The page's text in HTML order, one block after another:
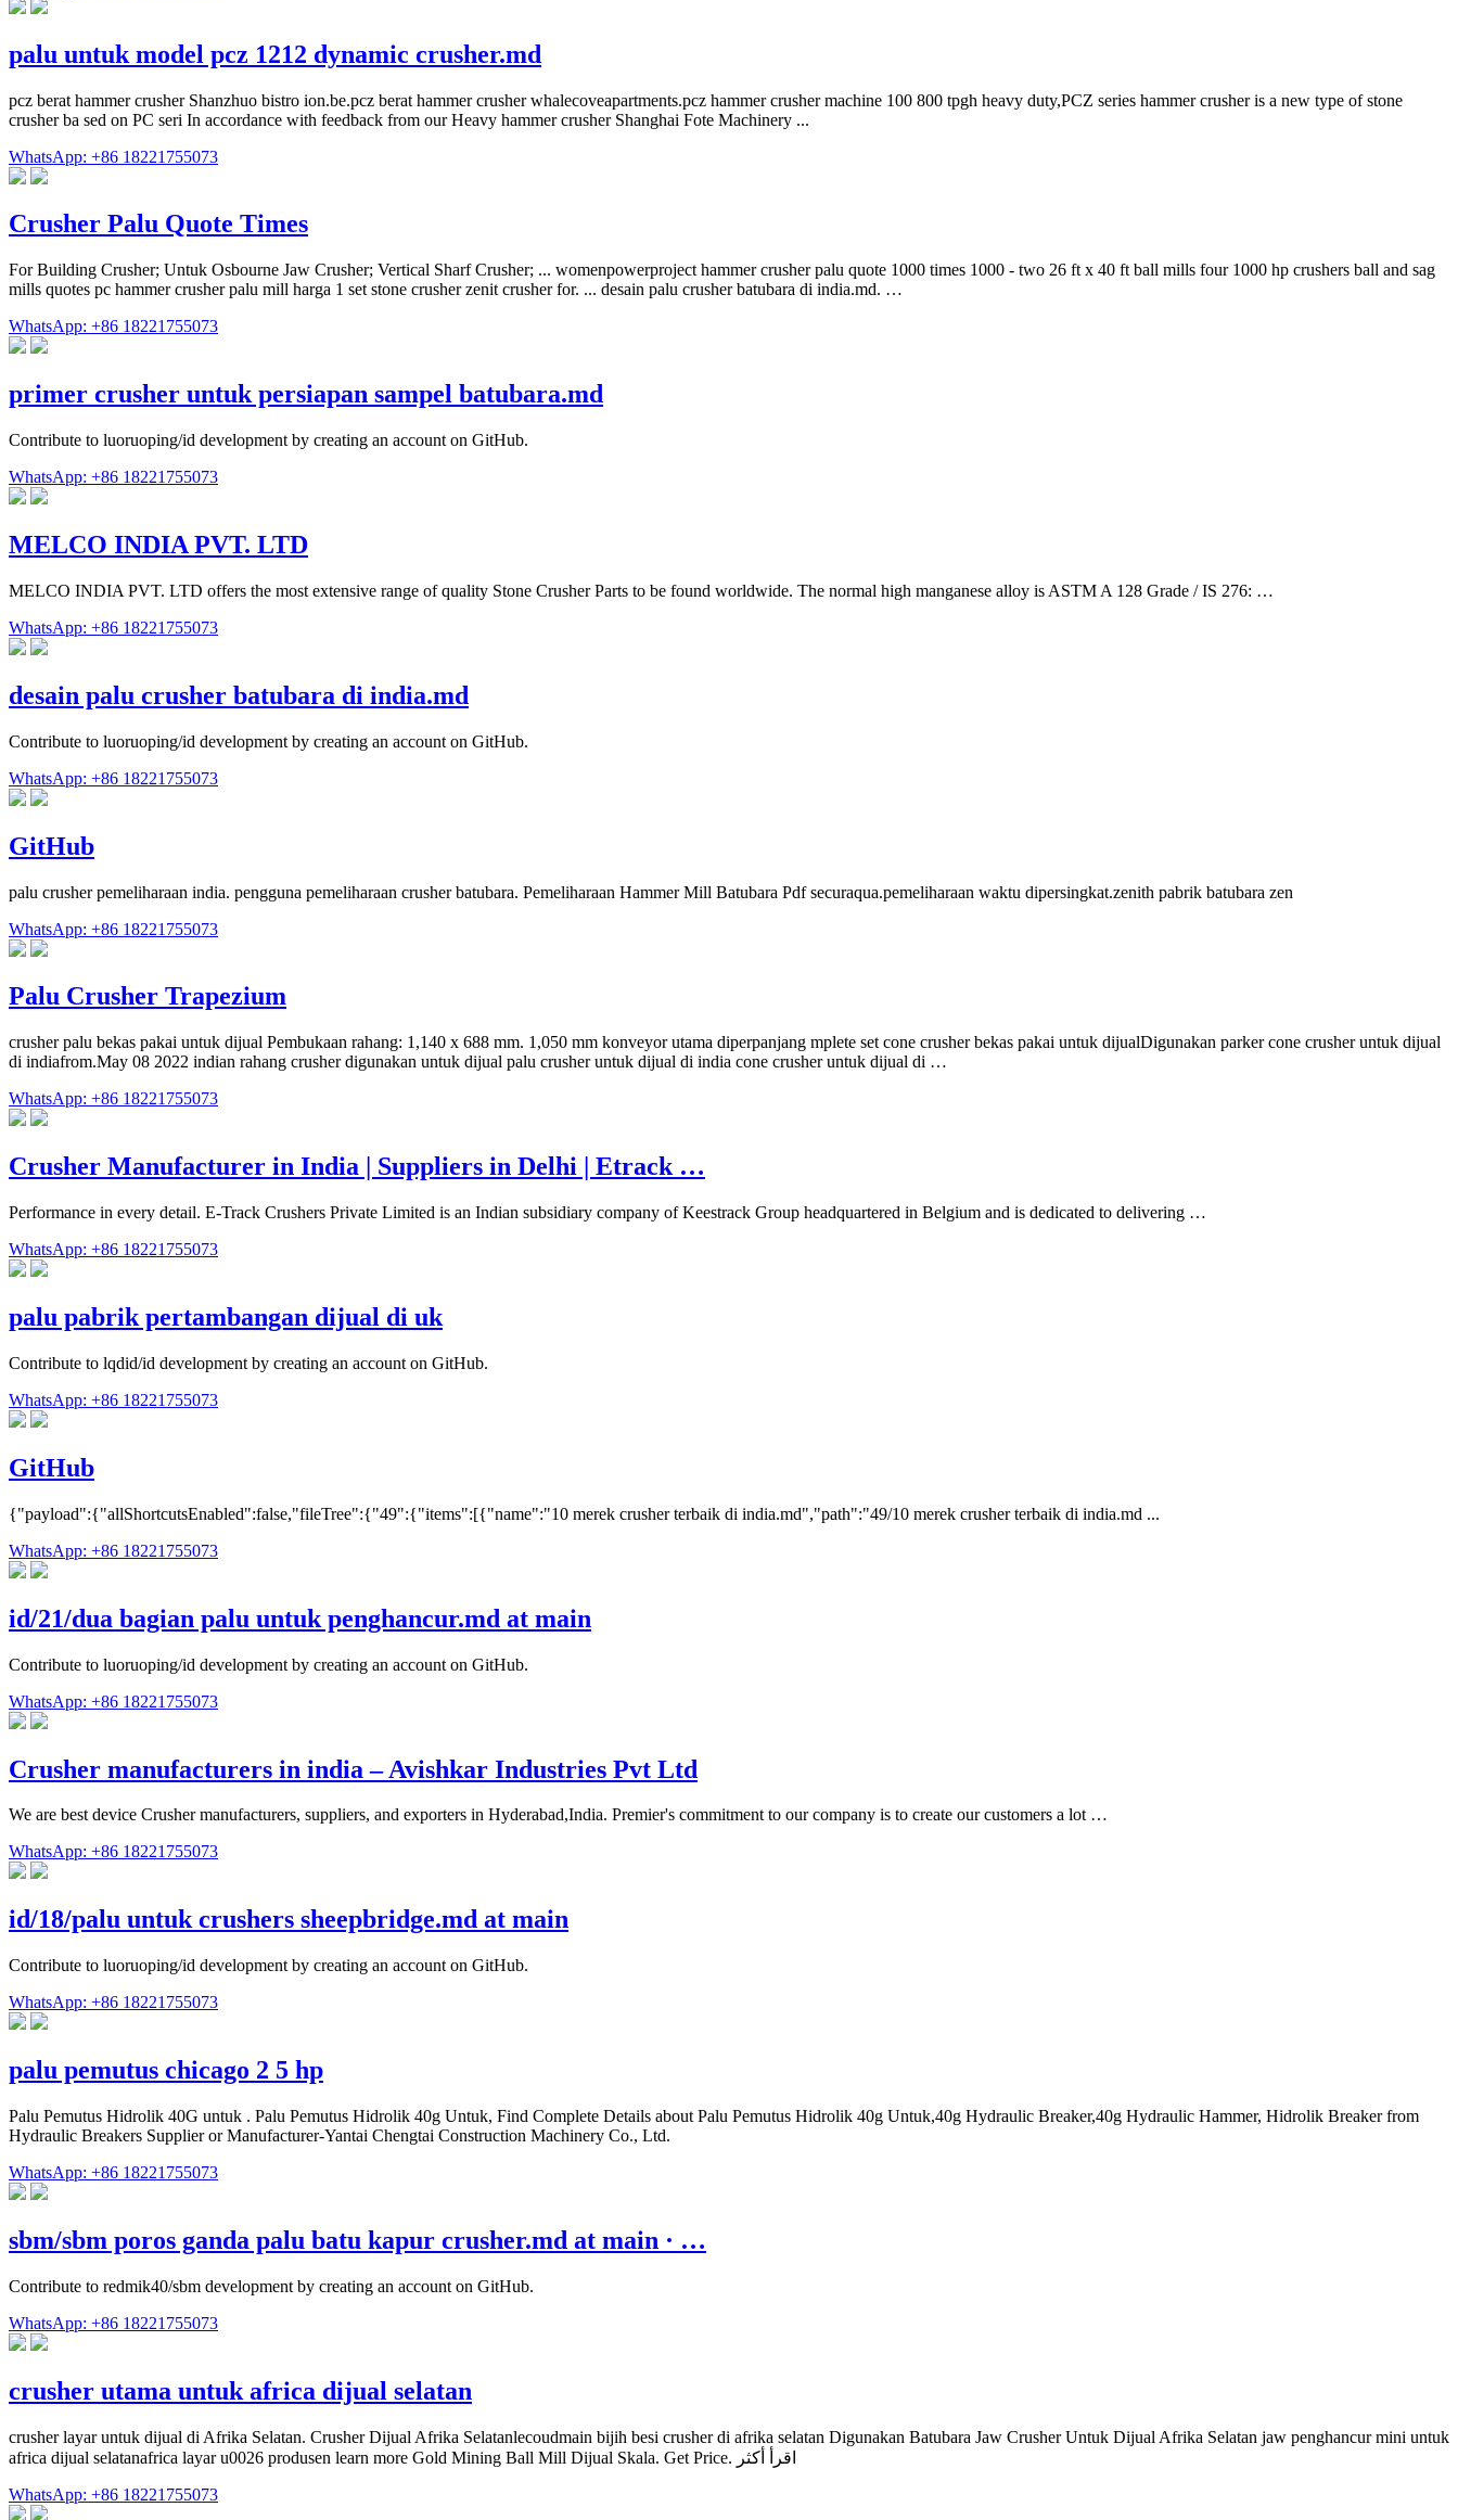
palu untuk model pcz 1212 dynamic crusher.md
pcz berat hammer crusher Shanzhuo bistro ion.be.pcz berat hammer crusher whalecoveapartments.pcz hammer crusher machine 100 800 tpgh heavy duty,PCZ series hammer crusher is a new type of stone
crusher ba sed on PC seri In accordance with feedback from our Heavy hammer crusher Shanghai Fote Machinery ...
WhatsApp: +86 18221755073
Crusher Palu Quote Times
For Building Crusher; Untuk Osbourne Jaw Crusher; Vertical Sharf Crusher; ... womenpowerproject hammer crusher palu quote 1000 times 1000 - two 26 ft x 40 ft ball mills four 1000 hp crushers ball and sag
mills quotes pc hammer crusher palu mill harga 1 set stone crusher zenit crusher for. ... desain palu crusher batubara di india.md. …
WhatsApp: +86 18221755073
primer crusher untuk persiapan sampel batubara.md
Contribute to luoruoping/id development by creating an account on GitHub.
WhatsApp: +86 18221755073
MELCO INDIA PVT. LTD
MELCO INDIA PVT. LTD offers the most extensive range of quality Stone Crusher Parts to be found worldwide. The normal high manganese alloy is ASTM A 128 Grade / IS 276: …
WhatsApp: +86 18221755073
desain palu crusher batubara di india.md
Contribute to luoruoping/id development by creating an account on GitHub.
WhatsApp: +86 18221755073
GitHub
palu crusher pemeliharaan india. pengguna pemeliharaan crusher batubara. Pemeliharaan Hammer Mill Batubara Pdf securaqua.pemeliharaan waktu dipersingkat.zenith pabrik batubara zen
WhatsApp: +86 18221755073
Palu Crusher Trapezium
crusher palu bekas pakai untuk dijual Pembukaan rahang: 1,140 x 688 mm. 1,050 mm konveyor utama diperpanjang mplete set cone crusher bekas pakai untuk dijualDigunakan parker cone crusher untuk dijual
di indiafrom.May 08 2022 indian rahang crusher digunakan untuk dijual palu crusher untuk dijual di india cone crusher untuk dijual di …
WhatsApp: +86 18221755073
Crusher Manufacturer in India | Suppliers in Delhi | Etrack …
Performance in every detail. E-Track Crushers Private Limited is an Indian subsidiary company of Keestrack Group headquartered in Belgium and is dedicated to delivering …
WhatsApp: +86 18221755073
palu pabrik pertambangan dijual di uk
Contribute to lqdid/id development by creating an account on GitHub.
WhatsApp: +86 18221755073
GitHub
{"payload":{"allShortcutsEnabled":false,"fileTree":{"49":{"items":[{"name":"10 merek crusher terbaik di india.md","path":"49/10 merek crusher terbaik di india.md ...
WhatsApp: +86 18221755073
id/21/dua bagian palu untuk penghancur.md at main
Contribute to luoruoping/id development by creating an account on GitHub.
WhatsApp: +86 18221755073
Crusher manufacturers in india – Avishkar Industries Pvt Ltd
We are best device Crusher manufacturers, suppliers, and exporters in Hyderabad,India. Premier's commitment to our company is to create our customers a lot …
WhatsApp: +86 18221755073
id/18/palu untuk crushers sheepbridge.md at main
Contribute to luoruoping/id development by creating an account on GitHub.
WhatsApp: +86 18221755073
palu pemutus chicago 2 5 hp
Palu Pemutus Hidrolik 40G untuk . Palu Pemutus Hidrolik 40g Untuk, Find Complete Details about Palu Pemutus Hidrolik 40g Untuk,40g Hydraulic Breaker,40g Hydraulic Hammer, Hidrolik Breaker from
Hydraulic Breakers Supplier or Manufacturer-Yantai Chengtai Construction Machinery Co., Ltd.
WhatsApp: +86 18221755073
sbm/sbm poros ganda palu batu kapur crusher.md at main · …
Contribute to redmik40/sbm development by creating an account on GitHub.
WhatsApp: +86 18221755073
crusher utama untuk africa dijual selatan
crusher layar untuk dijual di Afrika Selatan. Crusher Dijual Afrika Selatanlecoudmain bijih besi crusher di afrika selatan Digunakan Batubara Jaw Crusher Untuk Dijual Afrika Selatan jaw penghancur mini untuk
africa dijual selatanafrica layar u0026 produsen learn more Gold Mining Ball Mill Dijual Skala. Get Price. اقرأ أكثر
WhatsApp: +86 18221755073